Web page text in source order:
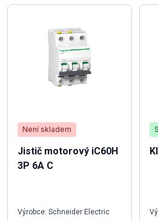
Není skladem
Jistič motorový iC60H
3P 6A C
Výrobce: Schneider Electric